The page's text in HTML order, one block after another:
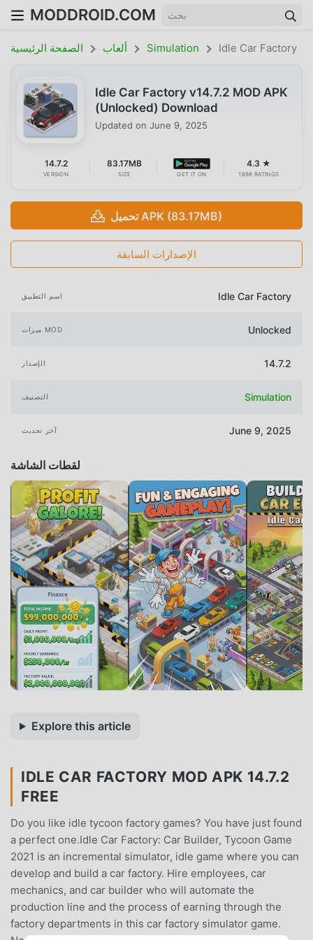
MODDROID.COM
الصفحة الرئيسية ألعاب Simulation Idle Car Factory
Idle Car Factory v14.7.2 MOD APK
(Unlocked) Download
Updated on June 9, 2025
14.7.2
VERSION
83.17MB
SIZE GET IT ON
4.3 ★
1698 RATINGS
تحميل APK (83.17MB)
الإصدارات السابقة
اسم التطبيق Idle Car Factory
ميزات MOD Unlocked
الإصدار 14.7.2
التصنيف Simulation
آخر تحديث June 9, 2025
لقطات الشاشة
Explore this article
IDLE CAR FACTORY MOD APK 14.7.2
FREE
Do you like idle tycoon factory games? You have just found
a perfect one.Idle Car Factory: Car Builder, Tycoon Game
2021 is an incremental simulator, idle game where you can
develop and build a car factory. Hire employees, car
mechanics, and car builder who will automate the
production line and the process of earning through the
factory departments in this car factory simulator game.